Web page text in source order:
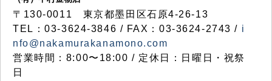
〒130-0011 東京都墨田区石原4-26-13
TEL：03-3624-3846 / FAX：03-3624-2743 / i
nfo@nakamurakanamono.com
営業時間：8:00〜18:00 / 定休日：日曜日・祝祭
日